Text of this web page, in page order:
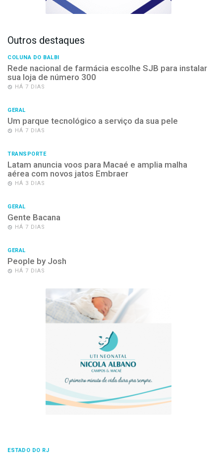
Outros destaques
COLUNA DO BALBI
Rede nacional de farmácia escolhe SJB para instalar
sua loja de número 300
HÁ 7 DIAS
GERAL
Um parque tecnológico a serviço da sua pele
HÁ 7 DIAS
TRANSPORTE
Latam anuncia voos para Macaé e amplia malha
aérea com novos jatos Embraer
HÁ 3 DIAS
GERAL
Gente Bacana
HÁ 7 DIAS
GERAL
People by Josh
HÁ 7 DIAS
ESTADO DO RJ